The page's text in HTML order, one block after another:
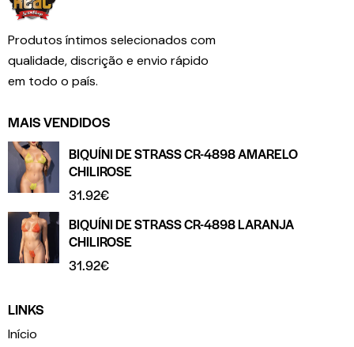
Produtos íntimos selecionados com
qualidade, discrição e envio rápido
em todo o país.
MAIS VENDIDOS
BIQUÍNI DE STRASS CR-4898 AMARELO
CHILIROSE
31.92€
BIQUÍNI DE STRASS CR-4898 LARANJA
CHILIROSE
31.92€
LINKS
Início